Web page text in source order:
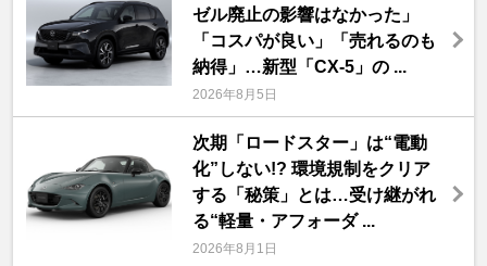
ゼル廃止の影響はなかった」
「コスパが良い」「売れるのも
納得」…新型「CX-5」の ...
2026年8月5日
次期「ロードスター」は“電動
化”しない!? 環境規制をクリア
する「秘策」とは…受け継がれ
る“軽量・アフォーダ ...
2026年8月1日